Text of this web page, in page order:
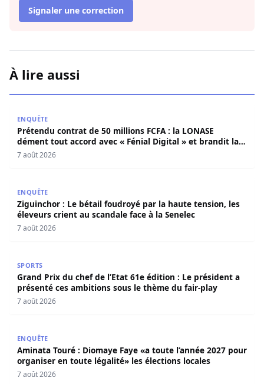
Signaler une correction
À lire aussi
ENQUÊTE
Prétendu contrat de 50 millions FCFA : la LONASE
dément tout accord avec « Fénial Digital » et brandit la
menace de poursuites
7 août 2026
ENQUÊTE
Ziguinchor : Le bétail foudroyé par la haute tension, les
éleveurs crient au scandale face à la Senelec
7 août 2026
SPORTS
Grand Prix du chef de l’Etat 61e édition : Le président a
présenté ces ambitions sous le thème du fair-play
7 août 2026
ENQUÊTE
Aminata Touré : Diomaye Faye «a toute l’année 2027 pour
organiser en toute légalité» les élections locales
7 août 2026